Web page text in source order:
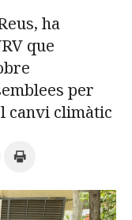
Agenda
ha
que
per
canvi climàtic